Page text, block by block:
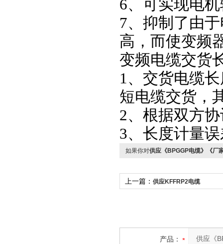
6、可实现电
7、抑制了由
高，而使变频
变频电缆交货
1、交货电缆
短电缆交货，
2、根据双方
3、长度计量
如果你对供应《BPGGP电缆》《厂
上一篇： 供应KFFRP2电缆
产品：